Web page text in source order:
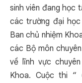
sinh viên đang học
các trường đại
Ban chủ nhiệm
các Bộ môn
về lĩnh vực
Khoa. Cuộc thi “